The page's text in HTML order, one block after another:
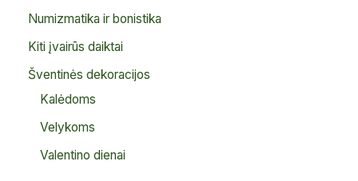
Numizmatika ir bonistika
Kiti įvairūs daiktai
Šventinės dekoracijos
Kalėdoms
Velykoms
Valentino dienai